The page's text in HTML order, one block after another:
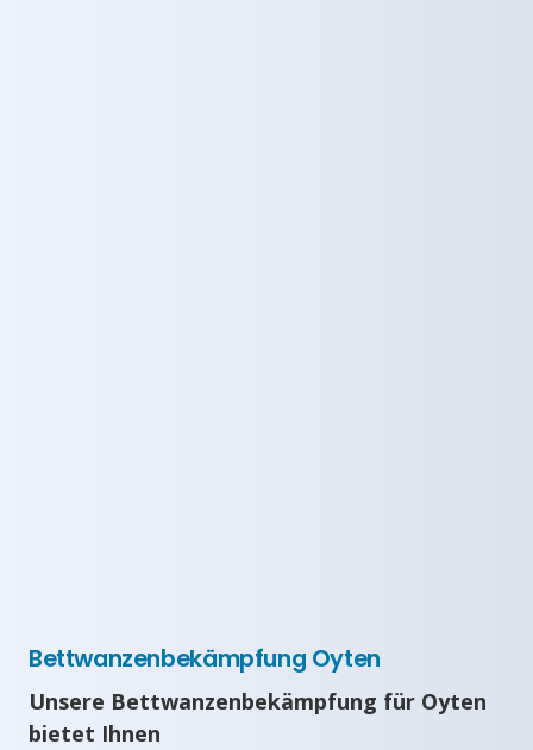
Bettwanzenbekämpfung Oyten
Unsere Bettwanzenbekämpfung für Oyten
bietet Ihnen